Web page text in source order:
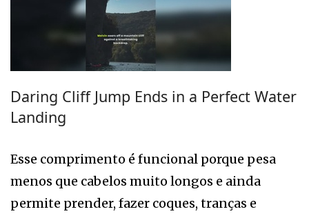
Daring Cliff Jump Ends in a Perfect Water
Landing
Esse comprimento é funcional porque pesa
menos que cabelos muito longos e ainda
permite prender, fazer coques, tranças e